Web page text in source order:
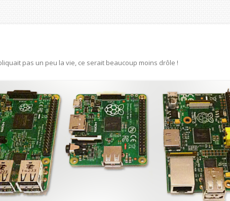
pas un peu la vie, ce serait beaucoup moins drôle !